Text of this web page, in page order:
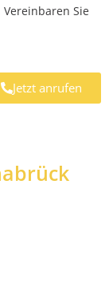
Sie
Jetzt anrufen